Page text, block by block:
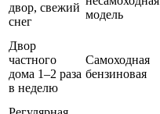
двор, свежий
снег
модель
Двор
частного
дома 1–2 раза
в неделю
Самоходная
бензиновая